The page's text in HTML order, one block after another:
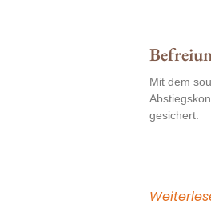
Mit dem
gesichert.